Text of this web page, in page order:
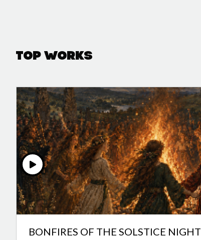
Top Works
BONFIRES OF THE SOLSTICE NIGHT